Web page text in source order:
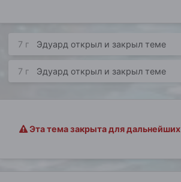
7 г Эдуард открыл и закрыл теме
7 г Эдуард открыл и закрыл теме
Эта тема закрыта для